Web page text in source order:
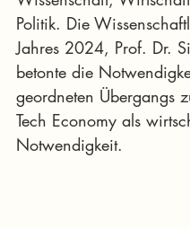
Politik. Die
Jahres 2024, Prof. Dr.
betonte die
geordneten Übergangs
Tech Economy als
Notwendigkeit.